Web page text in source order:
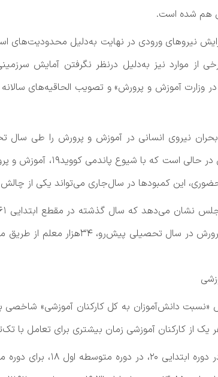
هم شده است.
نیروهای ورودی در نهایت به‌دلیل
از موارد نیز به‌دلیل درنظر نگرفتن آمایش
وزارت آموزش و پرورش» و تصویب الحاقیه‌های
این کمبودها در سال‌جاری می‌تواند یکی از
و پرورش «نسبت دانش‌آموزان به کل کارکنان آموزشی»
کارکنان آموزشی زمان بیشتری برای تعامل با